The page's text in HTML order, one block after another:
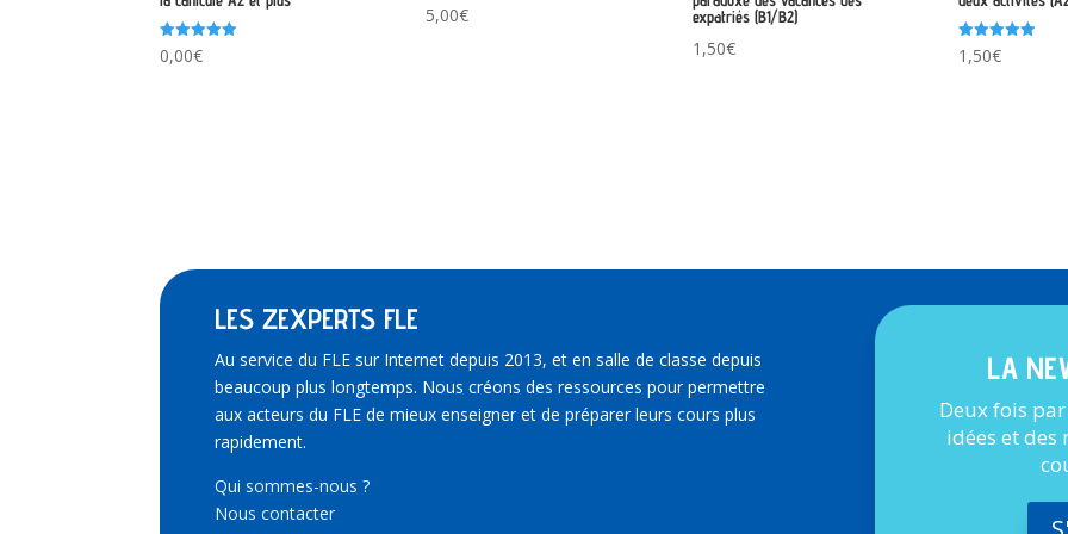
Note
5.00
0,00€
5,00€
expatriés (B1/B2)
1,50€
Note
5.00
1,50€
LES ZEXPERTS FLE
Au service du FLE sur Internet depuis 2013, et en salle de classe depuis
beaucoup plus longtemps. Nous créons des ressources pour permettre
aux acteurs du FLE de mieux enseigner et de préparer leurs cours plus
rapidement.
Qui sommes-nous ?
Nous contacter
LA
Deux fois
idées et des